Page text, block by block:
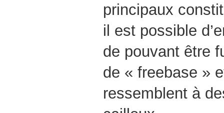
principaux
il est possible
de pouvant être
de « freebase »
ressemblent à